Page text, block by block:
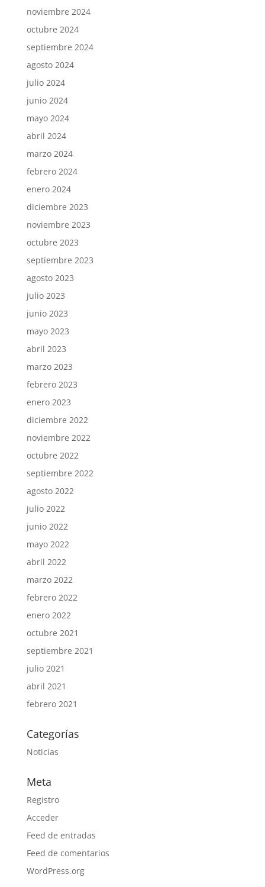
noviembre 2024
octubre 2024
septiembre 2024
agosto 2024
julio 2024
junio 2024
mayo 2024
abril 2024
marzo 2024
febrero 2024
enero 2024
diciembre 2023
noviembre 2023
octubre 2023
septiembre 2023
agosto 2023
julio 2023
junio 2023
mayo 2023
abril 2023
marzo 2023
febrero 2023
enero 2023
diciembre 2022
noviembre 2022
octubre 2022
septiembre 2022
agosto 2022
julio 2022
junio 2022
mayo 2022
abril 2022
marzo 2022
febrero 2022
enero 2022
octubre 2021
septiembre 2021
julio 2021
abril 2021
febrero 2021
Categorías
Noticias
Meta
Registro
Acceder
Feed de entradas
Feed de comentarios
WordPress.org